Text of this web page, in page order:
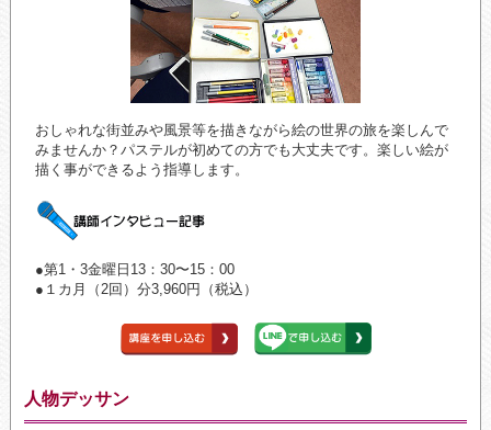
おしゃれな街並みや風景等を描きながら絵の世界の旅を楽しんで
みませんか？パステルが初めての方でも大丈夫です。楽しい絵が
描く事ができるよう指導します。
●第1・3金曜日13：30〜15：00
●１カ月（2回）分3,960円（税込）
人物デッサン